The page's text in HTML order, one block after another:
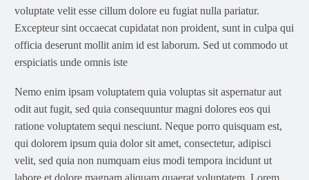
voluptate velit esse cillum dolore eu fugiat nulla pariatur.
Excepteur sint occaecat cupidatat non proident, sunt in culpa qui
officia deserunt mollit anim id est laborum. Sed ut commodo ut
erspiciatis unde omnis iste
Nemo enim ipsam voluptatem quia voluptas sit aspernatur aut
odit aut fugit, sed quia consequuntur magni dolores eos qui
ratione voluptatem sequi nesciunt. Neque porro quisquam est,
qui dolorem ipsum quia dolor sit amet, consectetur, adipisci
velit, sed quia non numquam eius modi tempora incidunt ut
labore et dolore magnam aliquam quaerat voluptatem. Lorem